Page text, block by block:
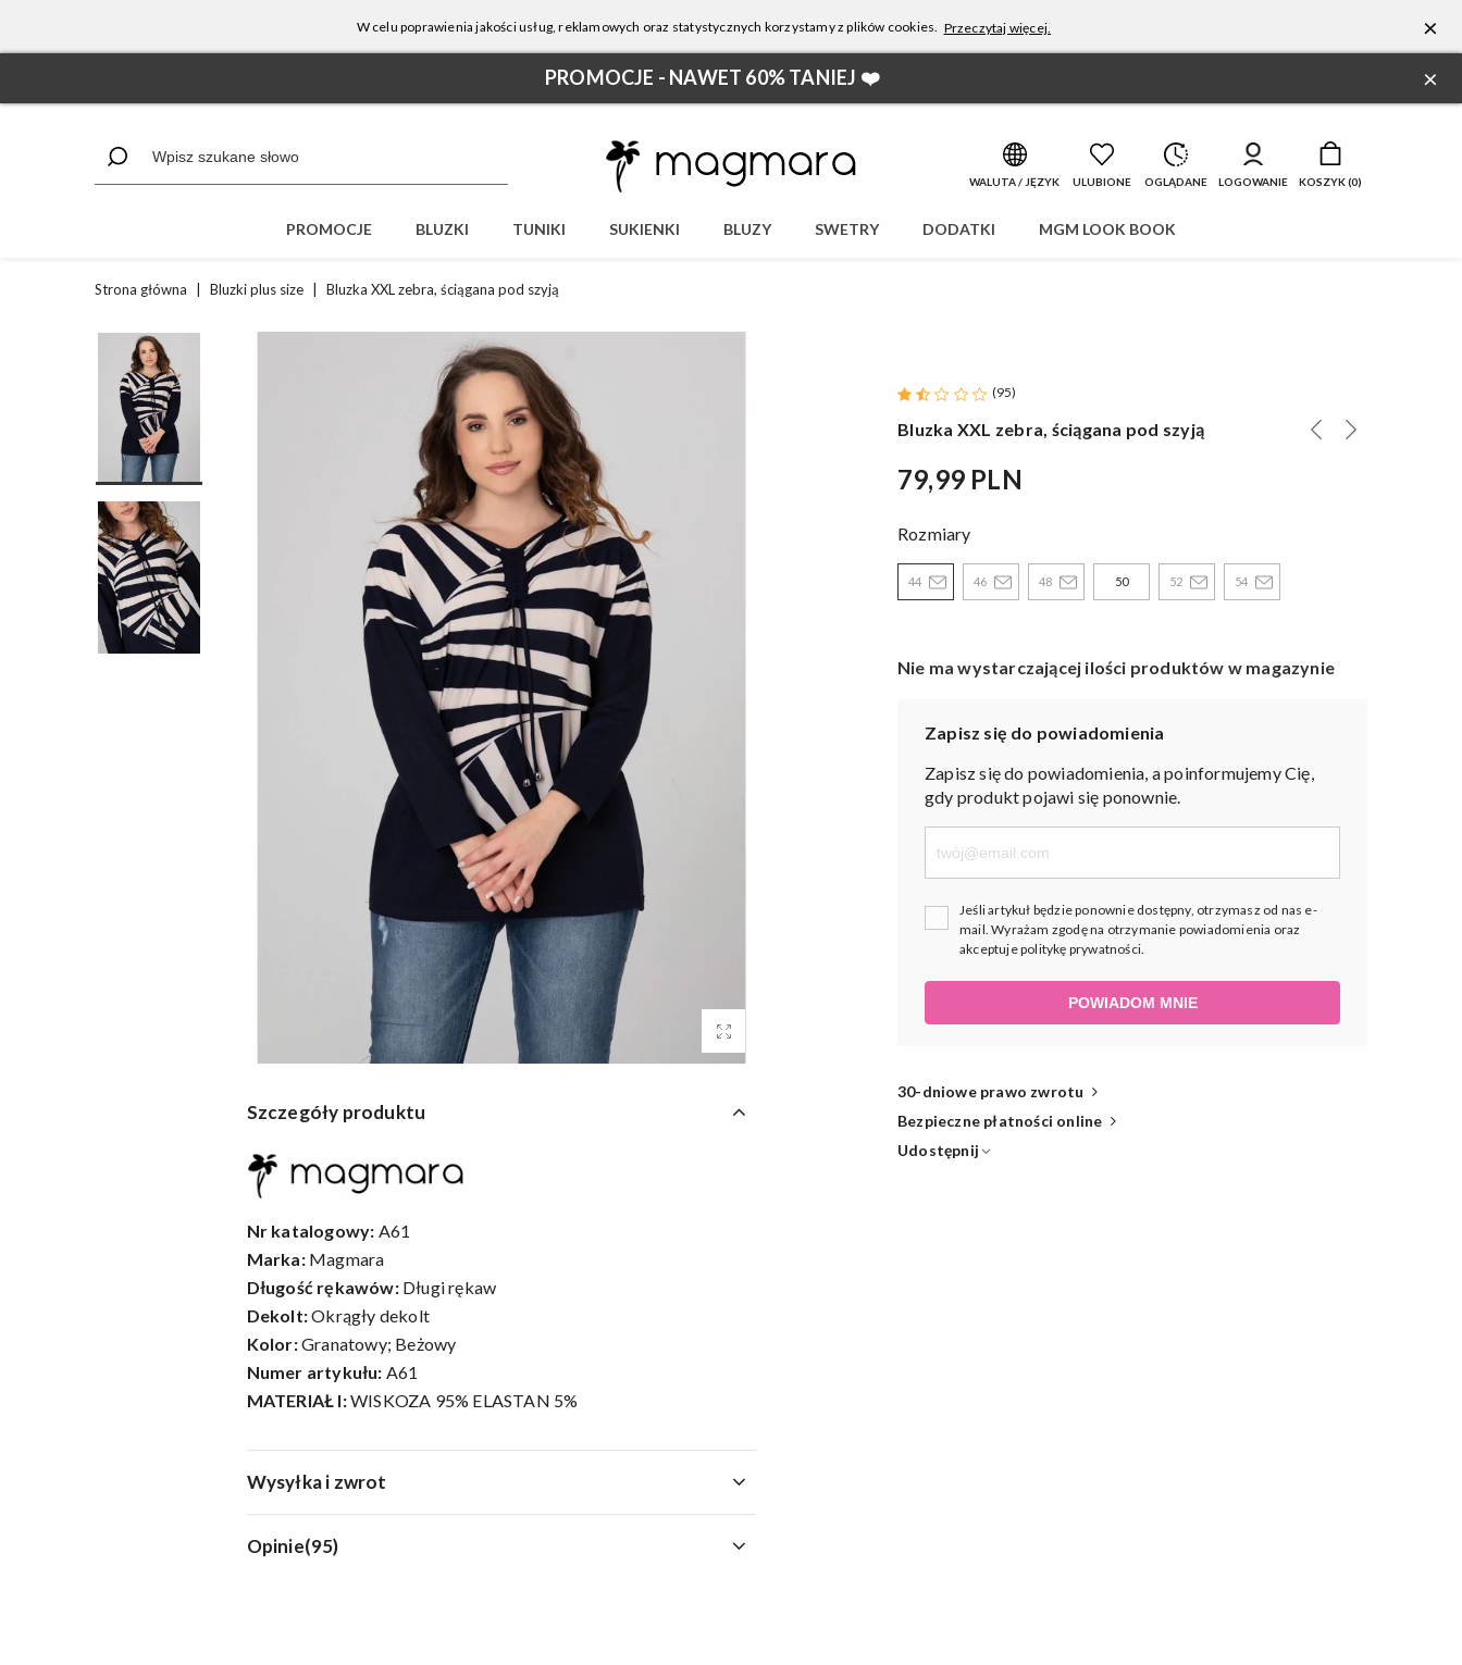
W celu poprawienia jakości usług, reklamowych oraz statystycznych korzystamy z plików cookies. Przeczytaj więcej. ×
PROMOCJE - NAWET 60% TANIEJ ❤️ ×
WALUTA / JĘZYK ULUBIONE OGLĄDANE LOGOWANIE KOSZYK (0)
PROMOCJE BLUZKI TUNIKI SUKIENKI BLUZY SWETRY DODATKI MGM LOOK BOOK
Strona główna Bluzki plus size Bluzka XXL zebra, ściągana pod szyją
Szczegóły produktu
Nr katalogowy: A61
Marka: Magmara
Długość rękawów: Długi rękaw
Dekolt:Okrągły dekolt
Kolor:Granatowy; Beżowy
Numer artykułu: A61
MATERIAŁ I:WISKOZA 95% ELASTAN 5%
Wysyłka i zwrot
Opinie(95)
(95)
Bluzka XXL zebra, ściągana pod szyją
79,99 PLN
Rozmiary
44 46 48 50 52 54
Nie ma wystarczającej ilości produktów w magazynie
Zapisz się do powiadomienia
Zapisz się do powiadomienia, a poinformujemy Cię,
gdy produkt pojawi się ponownie.
Jeśli artykuł będzie ponownie dostępny, otrzymasz od nas e-
mail. Wyrażam zgodę na otrzymanie powiadomienia oraz
akceptujepolitykę prywatności.
POWIADOM MNIE
30-dniowe prawo zwrotu
Bezpieczne płatności online
Udostępnij